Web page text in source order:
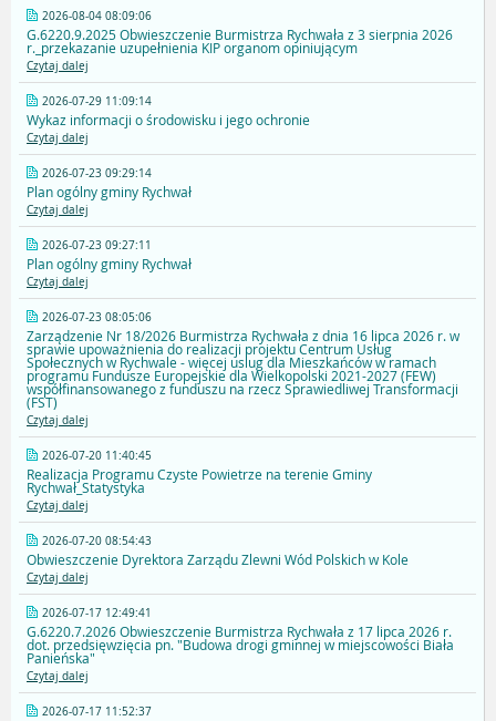
2026-08-04 08:09:06
G.6220.9.2025 Obwieszczenie Burmistrza Rychwała z 3 sierpnia 2026
r._przekazanie uzupełnienia KIP organom opiniującym
Czytaj dalej
2026-07-29 11:09:14
Wykaz informacji o środowisku i jego ochronie
Czytaj dalej
2026-07-23 09:29:14
Plan ogólny gminy Rychwał
Czytaj dalej
2026-07-23 09:27:11
Plan ogólny gminy Rychwał
Czytaj dalej
2026-07-23 08:05:06
Zarządzenie Nr 18/2026 Burmistrza Rychwała z dnia 16 lipca 2026 r. w
sprawie upoważnienia do realizacji projektu Centrum Usług
Społecznych w Rychwale - więcej uslug dla Mieszkańców w ramach
programu Fundusze Europejskie dla Wielkopolski 2021-2027 (FEW)
współfinansowanego z funduszu na rzecz Sprawiedliwej Transformacji
(FST)
Czytaj dalej
2026-07-20 11:40:45
Realizacja Programu Czyste Powietrze na terenie Gminy
Rychwał_Statystyka
Czytaj dalej
2026-07-20 08:54:43
Obwieszczenie Dyrektora Zarządu Zlewni Wód Polskich w Kole
Czytaj dalej
2026-07-17 12:49:41
G.6220.7.2026 Obwieszczenie Burmistrza Rychwała z 17 lipca 2026 r.
dot. przedsięwzięcia pn. "Budowa drogi gminnej w miejscowości Biała
Panieńska"
Czytaj dalej
2026-07-17 11:52:37